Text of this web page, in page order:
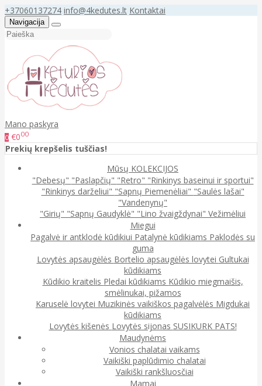
+37060137274 info@4kedutes.lt Kontaktai
Navigacija
Mano paskyra
0 €000
Prekių krepšelis tuščias!
Mūsų KOLEKCIJOS
"Debesų" "Paslapčių" "Retro" "Rinkinys baseinui ir sportui"
"Rinkinys darželiui" "Sapnų Piemenėliai" "Saulės lašai"
"Vandenynų"
"Girių" "Sapnų Gaudyklė" "Lino žvaigždynai" Vežimėliui
Miegui
Pagalvė ir antklodė kūdikiui Patalynė kūdikiams Paklodės su
guma
Lovytės apsaugėlės Bortelio apsaugėlės lovytei Gultukai
kūdikiams
Kūdikio kraitelis Pledai kūdikiams Kūdikio miegmaišis,
smėlinukai, pižamos
Karuselė lovytei Muzikinės vaikiškos pagalvėlės Migdukai
kūdikiams
Lovytės kišenės Lovytės sijonas SUSIKURK PATS!
Maudynėms
Vonios chalatai vaikams
Vaikiški paplūdimio chalatai
Vaikiški rankšluosčiai
Mamai